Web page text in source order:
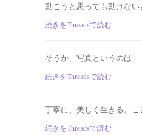
動こうと思っても動けない
続きをThreadsで読む
そうか、写真というのは
続きをThreadsで読む
丁寧に、美しく生きる。こ
続きをThreadsで読む